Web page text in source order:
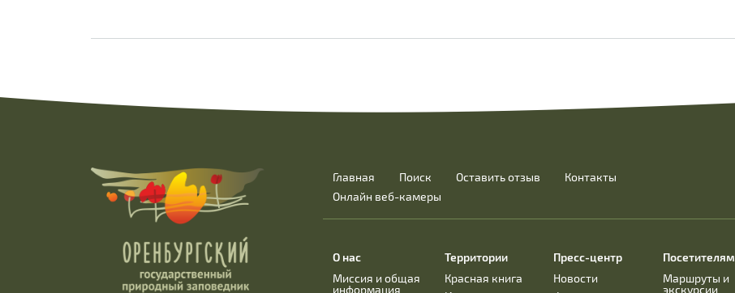
Главная Поиск Оставить отзыв
Контакты
Онлайн веб-камеры
О нас
Миссия и общая
информация
Территории
Красная книга
Пресс-центр
Новости
Посетителям
Маршруты и
экскурсии